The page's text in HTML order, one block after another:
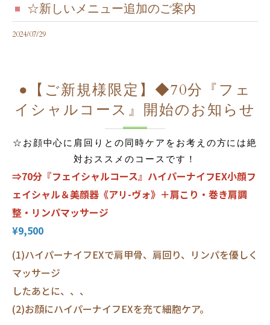
☆新しいメニュー追加のご案内
2024/07/29
●【ご新規様限定】◆70分『フェ
イシャルコース』開始のお知らせ
☆お顔中心に肩回りとの同時ケアをお考えの方には絶
対おススメのコースです！
⇒70分『フェイシャルコース』ハイパーナイフEX小顔フ
ェイシャル＆美顔器《アリ-ヴォ》＋肩こり・巻き肩調
整・リンパマッサージ
¥9,500
(1)ハイパーナイフEXで肩甲骨、肩回り、リンパを優しく
マッサージ
したあとに、、、
(2)お顔にハイパーナイフEXを充て細胞ケア。